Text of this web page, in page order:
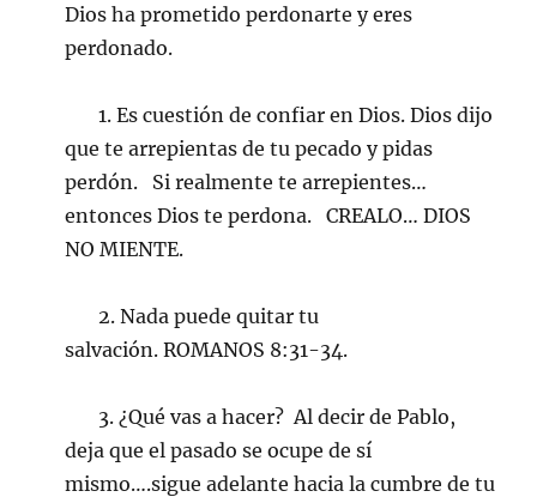
Dios ha prometido perdonarte y eres
perdonado.
1. Es cuestión de confiar en Dios. Dios dijo
que te arrepientas de tu pecado y pidas
perdón. Si realmente te arrepientes…
entonces Dios te perdona. CREALO… DIOS
NO MIENTE.
2. Nada puede quitar tu
salvación. ROMANOS 8:31-34.
3. ¿Qué vas a hacer? Al decir de Pablo,
deja que el pasado se ocupe de sí
mismo….sigue adelante hacia la cumbre de tu